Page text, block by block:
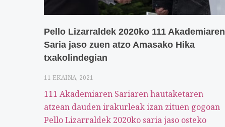
Pello Lizarraldek 2020ko 111 Akademiaren
Saria jaso zuen atzo Amasako Hika
txakolindegian
11 EKAINA, 2021
111 Akademiaren Sariaren hautaketaren
atzean dauden irakurleak izan zituen gogoan
Pello Lizarraldek 2020ko saria jaso osteko